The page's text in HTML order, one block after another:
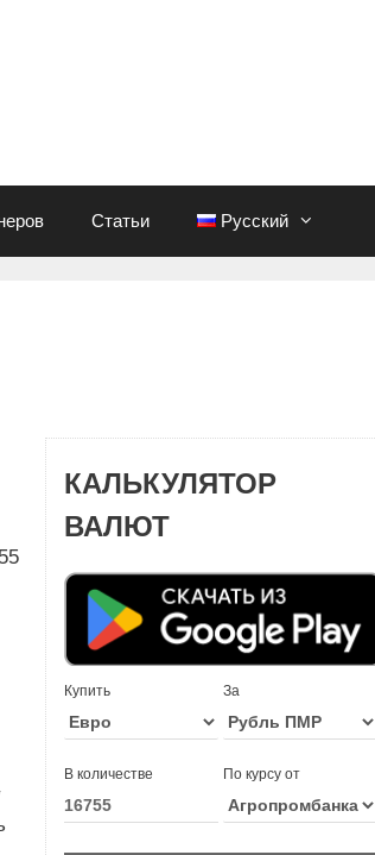
Статьи Русский
КАЛЬКУЛЯТОР
ВАЛЮТ
Купить За
В количестве По курсу от